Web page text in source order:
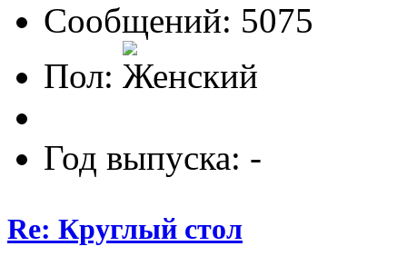
Сообщений: 5075
Пол:
Год выпуска: -
Re: Круглый стол